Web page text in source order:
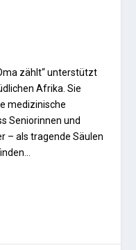
zählt“ unterstützt
Afrika. Sie
medizinische
Seniorinnen und
– als tragende Säulen